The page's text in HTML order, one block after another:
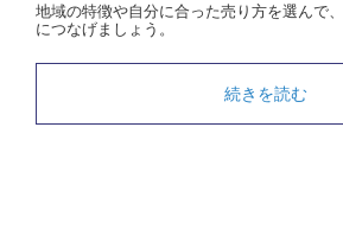
地域の特徴や自分に合った売り方を選んで
につなげましょう。
続きを読む